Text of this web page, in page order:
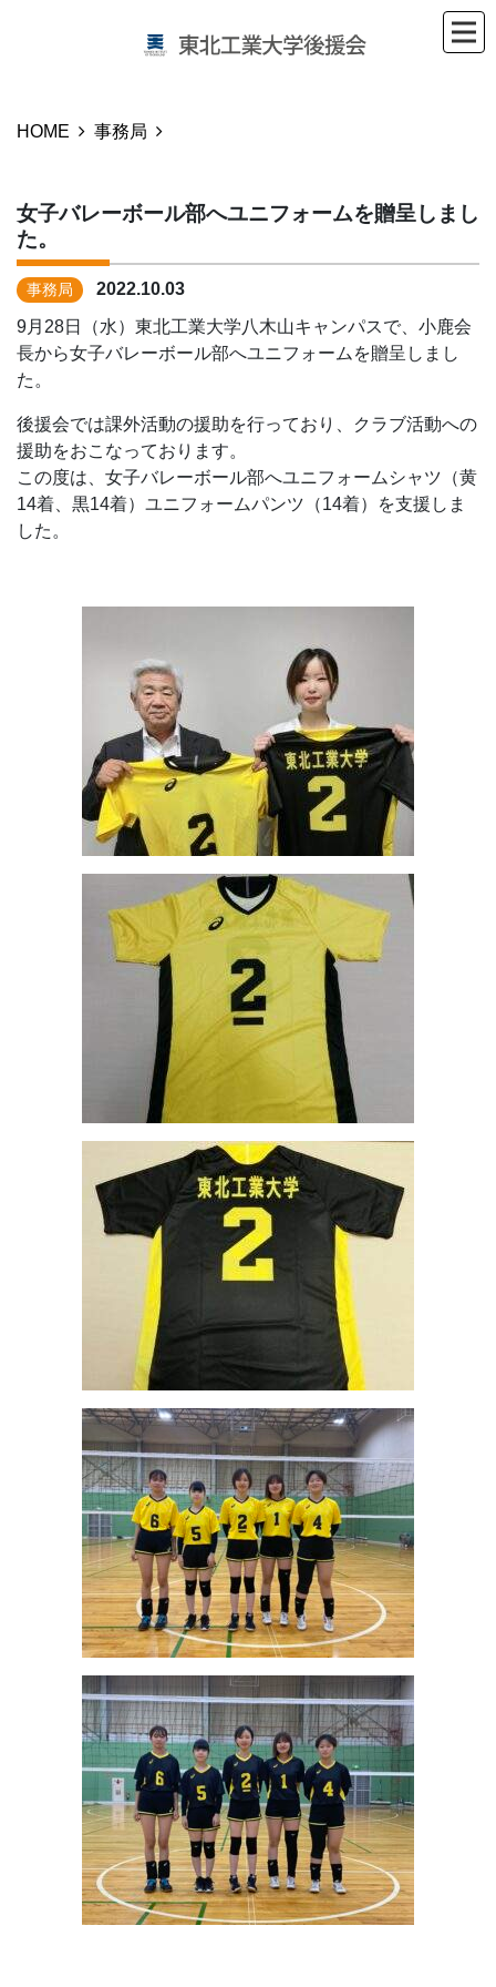
HOME 事務局
女子バレーボール部へユニフォームを贈呈しまし
た。
事務局
2022.10.03
9月28日（水）東北工業大学八木山キャンパスで、小鹿会
長から女子バレーボール部へユニフォームを贈呈しまし
た。
後援会では課外活動の援助を行っており、クラブ活動への
援助をおこなっております。
この度は、女子バレーボール部へユニフォームシャツ（黄
14着、黒14着）ユニフォームパンツ（14着）を支援しま
した。